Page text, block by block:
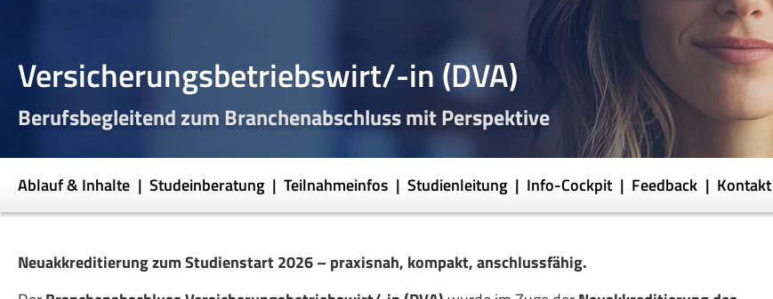
Versicherungsbetriebswirt/-in (DVA)
Berufsbegleitend zum Branchenabschluss mit Perspektive
Ablauf & Inhalte Studeinberatung Teilnahmeinfos Studienleitung Info-Cockpit Feedback Kontakt
Neuakkreditierung zum Studienstart 2026 – praxisnah, kompakt, anschlussfähig.